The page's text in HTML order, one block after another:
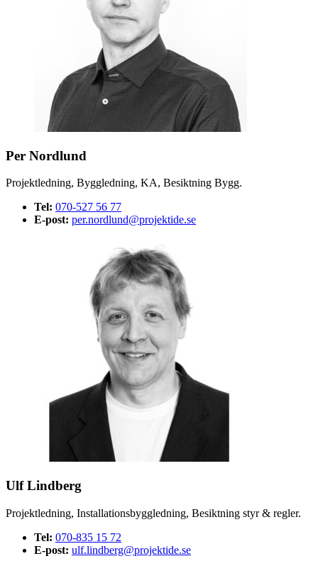
Per Nordlund
Projektledning, Byggledning, KA, Besiktning Bygg.
Tel: 070-527 56 77
E-post: per.nordlund@projektide.se
Ulf Lindberg
Projektledning, Installationsbyggledning, Besiktning styr & regler.
Tel: 070-835 15 72
E-post: ulf.lindberg@projektide.se